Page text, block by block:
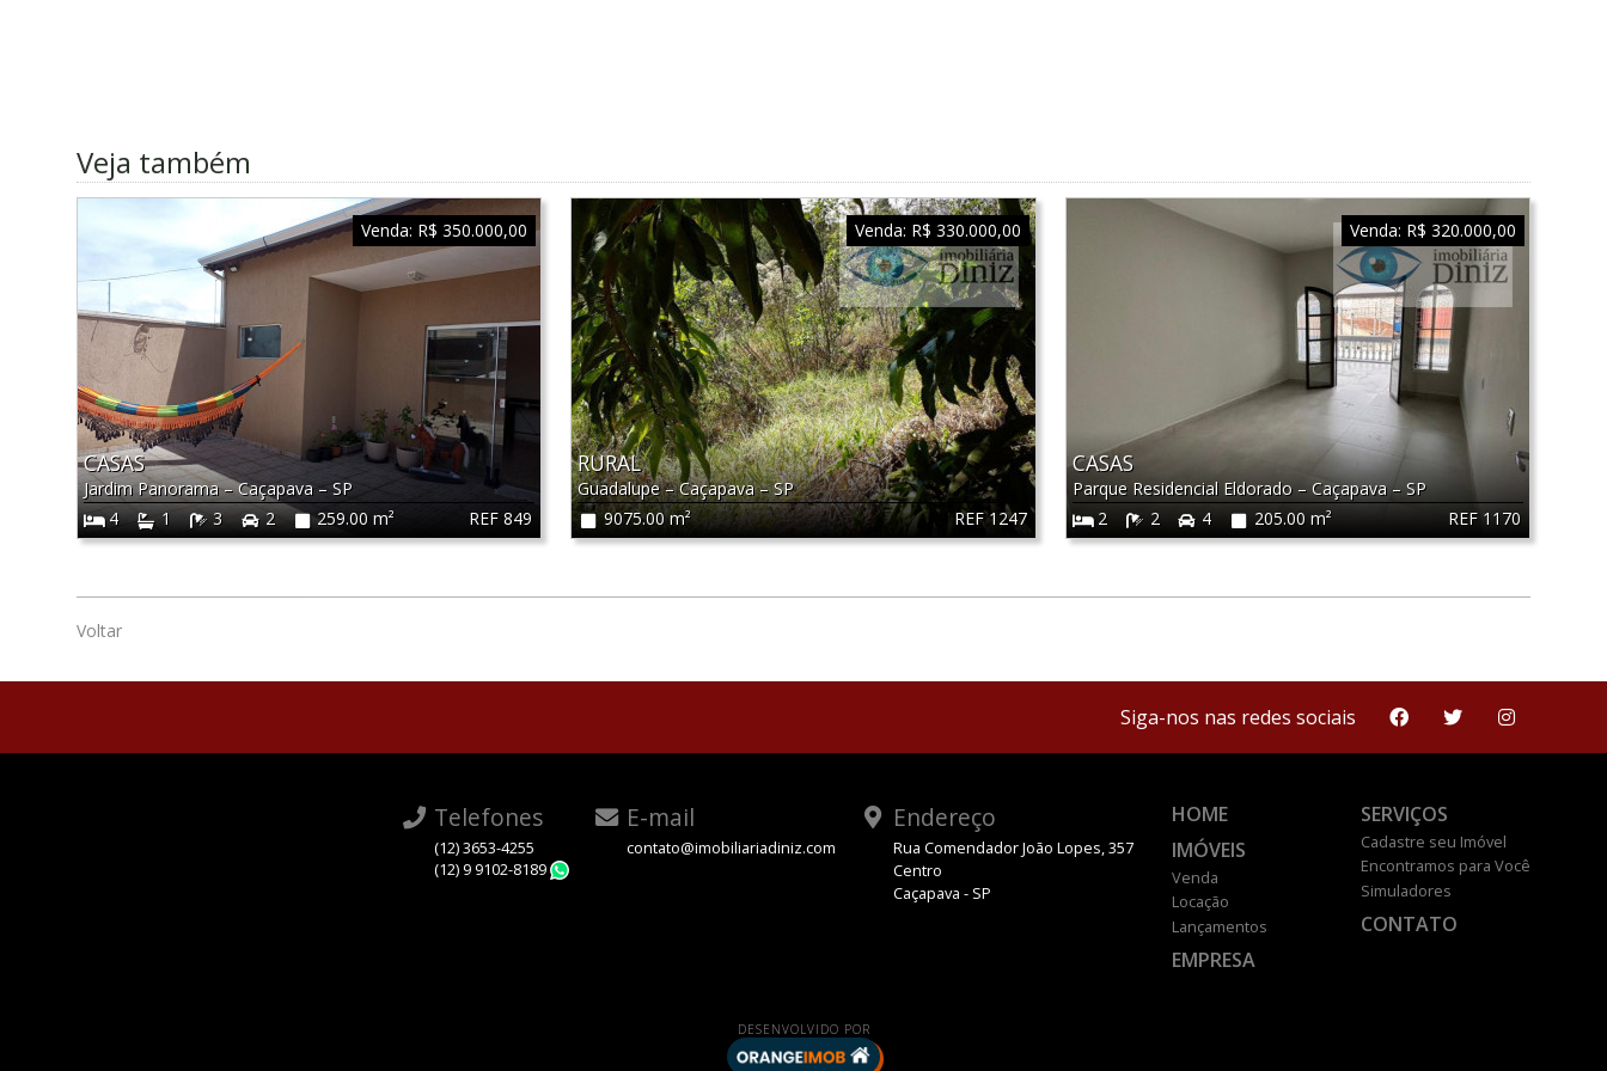
Veja também
REF 849
CASAS
Jardim Panorama–Caçapava– SP
4
1 3 2 259.00 m²
Venda: R$ 350.000,00
REF 1247
RURAL
Guadalupe–Caçapava–SP
9075.00 m²
Venda: R$ 330.000,00
REF 1170
CASAS
Parque Residencial Eldorado – Caçapava– SP
2
2 4 205.00 m²
Venda: R$ 320.000,00
Voltar
Siga-nos nas redes sociais
Telefones
(12) 3653-4255
(12) 9 9102-8189
E-mail
contato@imobiliariadiniz.com
Endereço
Rua Comendador João Lopes, 357
Centro
Caçapava - SP
HOME
IMÓVEIS
Venda
Locação
Lançamentos
EMPRESA
SERVIÇOS
Cadastre seu Imóvel
Encontramos para Você
Simuladores
CONTATO
DESENVOLVIDO POR